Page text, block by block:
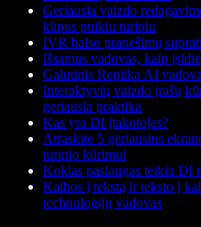
Geriausia vaizdo
klipus puikiu turiniu
IVR balso pranešimų
Išsamus vadovas, kaip
Galutinis Replika AI
Interaktyvių vaizdo įrašų
geriausia praktika
Kas yra DI įtakotojas?
Atraskite 5 geriausius
turinio kūrimui
Kokias paslaugas teikia DI
Kalbos į tekstą ir teksto į
technologijų vadovas